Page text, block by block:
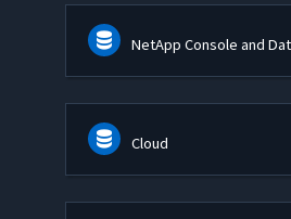
NetApp Console and
Cloud